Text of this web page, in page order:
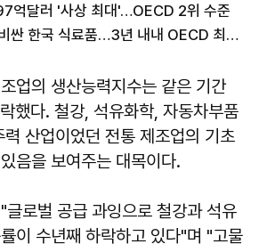
억달러 '사상 최대'…OECD 2위 수준
스위스 다음으로 비싼 한국 식료품…3년 내내 OECD 최상위권
업의 생산능력지수는 같은 기간
했다. 철강, 석유화학, 자동차부품
산업이었던 전통 제조업의 기초
음을 보여주는 대목이다.
글로벌 공급 과잉으로 철강과 석유
이 수년째 하락하고 있다"며 "고물